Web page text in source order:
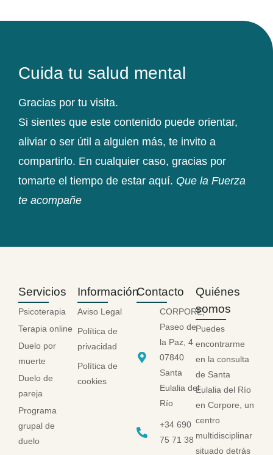
Cuida tu salud mental
Gracias por tu visita.
Si sientes que este contenido puede orientar,
aliviar o ser útil a alguien más, te invito a
compartirlo. En cualquier caso, gracias por
tomarte el tiempo de estar aquí. Que la Fuerza
te acompañe
Servicios
Psicoterapia
Terapia online
Duelo por
muerte
Duelo de
pareja
Programa
grupal de
duelo
Información
Aviso Legal
Política de
privacidad
Política de
cookies
Contacto
CORPORE,
Paseo de
la Paz, 4
07840
Santa
Eulalia del
Río
+34 690
75 71 38
Quiénes
somos
Puedes
encontrarme
en la consulta
de Santa
Eulalia del Río
en Corpore, un
centro
multidisciplinar
situado detrás